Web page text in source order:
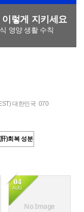
이렇게 지키세요
영양 생활 수칙
대한민국 070
)회복 성분
No Image
04
AUG